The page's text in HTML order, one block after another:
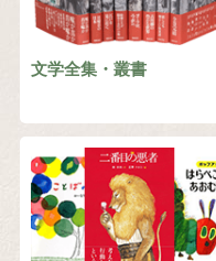
文学全集・叢書